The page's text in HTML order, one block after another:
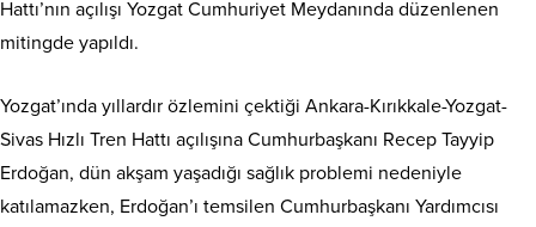
Hattı’nın açılışı Yozgat Cumhuriyet Meydanında düzenlenen
mitingde yapıldı.
Yozgat’ında yıllardır özlemini çektiği Ankara-Kırıkkale-Yozgat-
Sivas Hızlı Tren Hattı açılışına Cumhurbaşkanı Recep Tayyip
Erdoğan, dün akşam yaşadığı sağlık problemi nedeniyle
katılamazken, Erdoğan’ı temsilen Cumhurbaşkanı Yardımcısı